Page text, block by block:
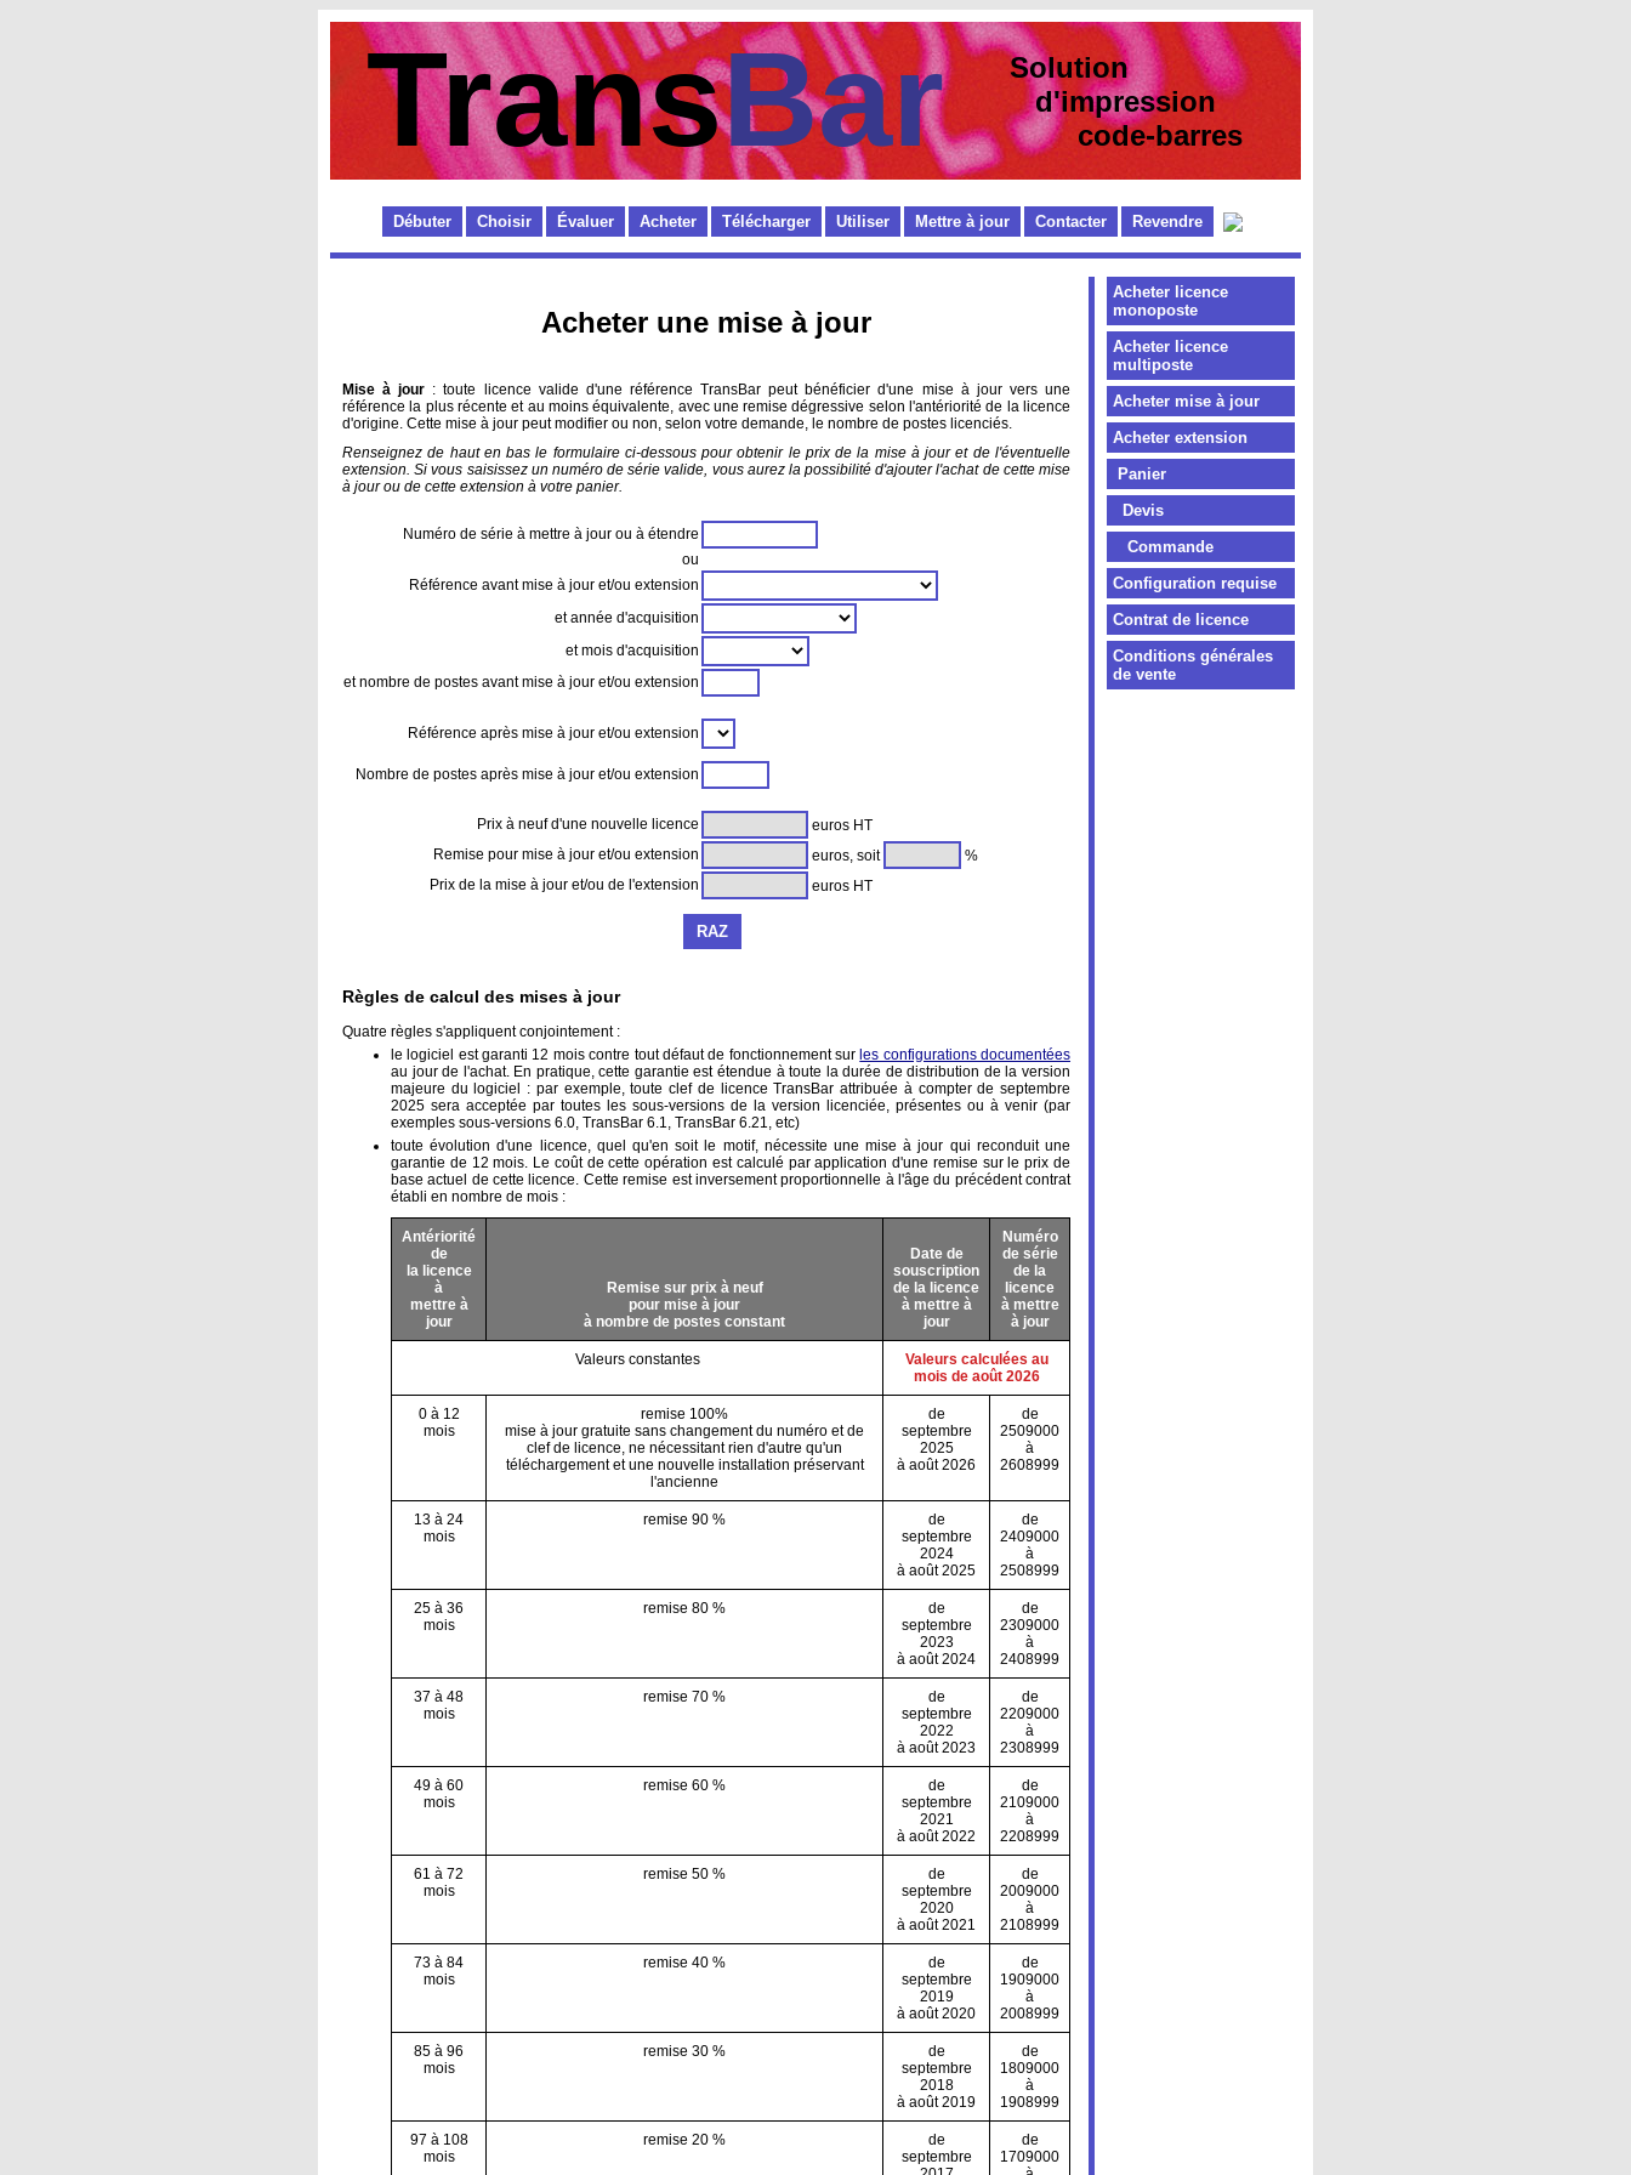
TransBar
Solution
d'impression
code-barres
Débuter Choisir Évaluer Acheter Télécharger Utiliser Mettre à jour Contacter Revendre
Acheter une mise à jour
Mise à jour : toute licence valide d'une référence TransBar peut bénéficier d'une mise à jour vers une
référence la plus récente et au moins équivalente, avec une remise dégressive selon l'antériorité de la licence
d'origine. Cette mise à jour peut modifier ou non, selon votre demande, le nombre de postes licenciés.
Renseignez de haut en bas le formulaire ci-dessous pour obtenir le prix de la mise à jour et de l'éventuelle
extension. Si vous saisissez un numéro de série valide, vous aurez la possibilité d'ajouter l'achat de cette mise
à jour ou de cette extension à votre panier.
Numéro de série à mettre à jour ou à étendre
ou
Référence avant mise à jour et/ou extension
et année d'acquisition
et mois d'acquisition
et nombre de postes avant mise à jour et/ou extension
Référence après mise à jour et/ou extension
Nombre de postes après mise à jour et/ou extension
Prix à neuf d'une nouvelle licence
euros HT
Remise pour mise à jour et/ou extension
euros, soit
%
Prix de la mise à jour et/ou de l'extension
euros HT
Règles de calcul des mises à jour
Quatre règles s'appliquent conjointement :
le logiciel est garanti 12 mois contre tout défaut de fonctionnement sur les configurations documentées
au jour de l'achat. En pratique, cette garantie est étendue à toute la durée de distribution de la version
majeure du logiciel : par exemple, toute clef de licence TransBar attribuée à compter de septembre
2025 sera acceptée par toutes les sous-versions de la version licenciée, présentes ou à venir (par
exemples sous-versions 6.0, TransBar 6.1, TransBar 6.21, etc)
toute évolution d'une licence, quel qu'en soit le motif, nécessite une mise à jour qui reconduit une
garantie de 12 mois. Le coût de cette opération est calculé par application d'une remise sur le prix de
base actuel de cette licence. Cette remise est inversement proportionnelle à l'âge du précédent contrat
établi en nombre de mois :
Antériorité
de
la licence
à
mettre à
jour
Remise sur prix à neuf
pour mise à jour
à nombre de postes constant
Date de
souscription
de la licence
à mettre à
jour
Numéro
de série
de la
licence
à mettre
à jour
Valeurs constantes
Valeurs calculées au
mois de août 2026
0 à 12
mois
remise 100%
mise à jour gratuite sans changement du numéro et de
clef de licence, ne nécessitant rien d'autre qu'un
téléchargement et une nouvelle installation préservant
l'ancienne
de
septembre
2025
à août 2026
de
2509000
à
2608999
13 à 24
mois
remise 90 %
de
septembre
2024
à août 2025
de
2409000
à
2508999
25 à 36
mois
remise 80 %
de
septembre
2023
à août 2024
de
2309000
à
2408999
37 à 48
mois
remise 70 %
de
septembre
2022
à août 2023
de
2209000
à
2308999
49 à 60
mois
remise 60 %
de
septembre
2021
à août 2022
de
2109000
à
2208999
61 à 72
mois
remise 50 %
de
septembre
2020
à août 2021
de
2009000
à
2108999
73 à 84
mois
remise 40 %
de
septembre
2019
à août 2020
de
1909000
à
2008999
85 à 96
mois
remise 30 %
de
septembre
2018
à août 2019
de
1809000
à
1908999
97 à 108
mois
remise 20 %
de
septembre
de
1709000
Acheter licence
monoposte
Acheter licence
multiposte
Acheter mise à jour
Acheter extension
Panier
Devis
Commande
Configuration requise
Contrat de licence
Conditions générales
de vente